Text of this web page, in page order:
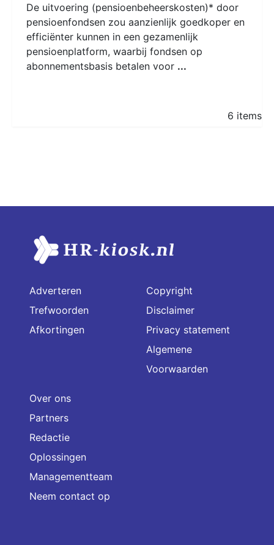
De uitvoering (pensioenbeheerskosten)* door
pensioenfondsen zou aanzienlijk goedkoper en
efficiënter kunnen in een gezamenlijk
pensioenplatform, waarbij fondsen op
abonnementsbasis betalen voor ...
6 items
Adverteren
Trefwoorden
Afkortingen
Copyright
Disclaimer
Privacy statement
Algemene
Voorwaarden
Over ons
Partners
Redactie
Oplossingen
Managementteam
Neem contact op